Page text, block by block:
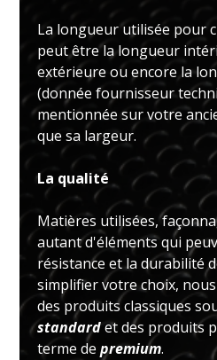
La longueur utilisée pour
peut être la longueur
extérieure ou encore la
(donnée fournisseur
mentionnée sur votre
que sa largeur.
La qualité
Matières utilisées,
autant d'éléments qui
résistance et la durabilité
simplifier votre choix,
des produits classiques
standardet des produits
terme depremium.